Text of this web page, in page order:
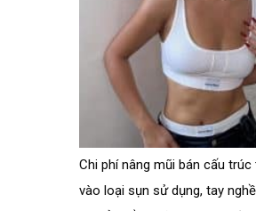
Chi phí nâng mũi bán cấu
vào loại sụn sử dụng, tay